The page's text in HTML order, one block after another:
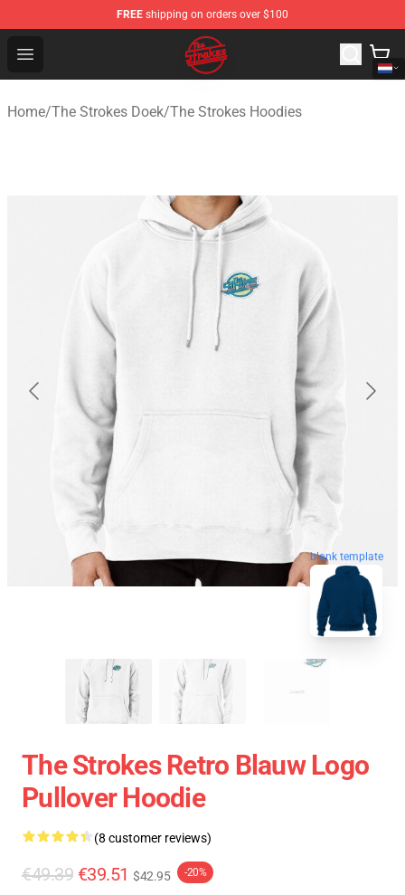
FREE shipping on orders over $100
Open menu
The Strokes Shop - Official The Strokes Merchandise
Home/The Strokes Doek/The Strokes Hoodies
blank template
The Strokes Retro Blauw Logo
Pullover Hoodie
(8 customer reviews)
€49.39 €39.51 $42.95 -20%